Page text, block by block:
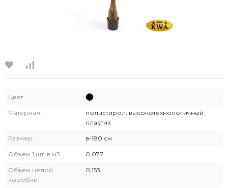
Цвет:
Материал:
полистирол, высокотехнологичный
пластик
Размер: в-180 см
Объем 1 шт. в м3: 0,077
Объем целой
коробки:
0,153